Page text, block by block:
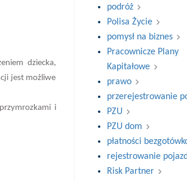
dziecka,
jest możliwe
i
podróż
Polisa Życie
pomysł na biznes
Pracownicze Plany
Kapitałowe
prawo
przerejestrowanie
PZU
PZU dom
płatności
rejestrowanie
Risk Partner